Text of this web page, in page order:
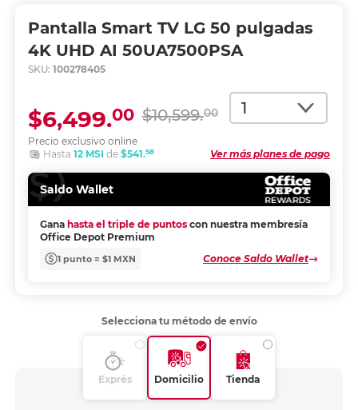
Pantalla Smart TV LG 50 pulgadas
4K UHD AI 50UA7500PSA
SKU: 100278405
Cantidad
Precio exclusivo online
$10,599.00
$6,499.00
Ver más planes de pago
Hasta 12 MSI de $541.58
Saldo Wallet
Gana hasta el triple de puntos con nuestra membresía
Office Depot Premium
1 punto = $1 MXN Conoce Saldo Wallet
Selecciona tu método de envío
Exprés Domicilio Tienda